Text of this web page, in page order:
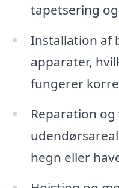
tapetsering
Installation af
apparater,
fungerer
Reparation
hegn eller